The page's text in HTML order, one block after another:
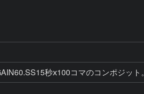
秒ⅹ100コマのコンポジット。